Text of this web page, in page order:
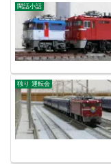
閑話小話
独り 運転会